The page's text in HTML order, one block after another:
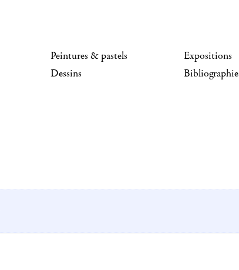
Peintures & pastels
Dessins
Expositions
Bibliographie